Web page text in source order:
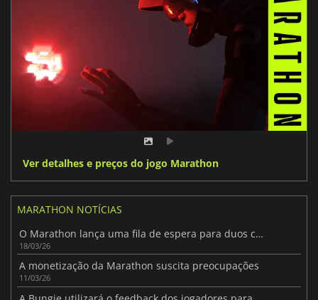
Ver detalhes e preços do jogo Marathon
MARATHON NOTÍCIAS
O Marathon lança uma fila de espera para duos como um teste
18/03/26
A monetização da Marathon suscita preocupações
11/03/26